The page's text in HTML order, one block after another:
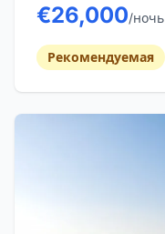
€26,000/ночь
Рекомендуемая